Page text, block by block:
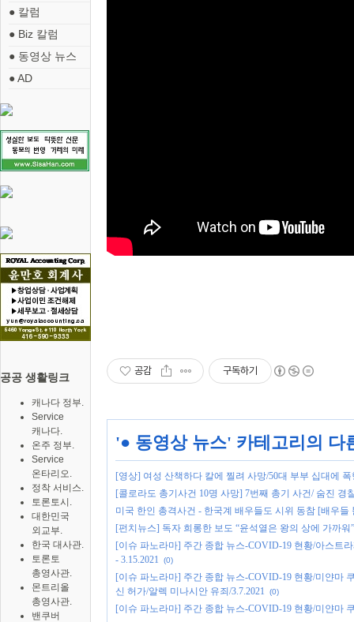
● 칼럼
● Biz 칼럼
● 동영상 뉴스
● AD
공공 생활링크
캐나다 정부.
Service
캐나다.
온주 정부.
Service
온타리오.
정착 서비스.
토론토시.
대한민국
외교부.
한국 대사관.
토론토
총영사관.
몬트리올
총영사관.
밴쿠버
공감 구독하기
'● 동영상 뉴스' 카테고리의 다
[영상] 여성 산책하다 칼에 찔려 사망/50대 부부 십대에
[콜로라도 총기사건 10명 사망] 7번째 총기 사건/ 숨진 경
미국 한인 총격사건 - 한국계 배우들도 시위 동참 [배우들
[펀치뉴스] 독자 희롱한 보도 “윤석열은 왕의 상에 가까워”
[이슈 파노라마] 주간 종합 뉴스-COVID-19 현황/아스트
- 3.15.2021
(0)
[이슈 파노라마] 주간 종합 뉴스-COVID-19 현황/미얀마
신 허가/알렉 미나시안 유죄/3.7.2021
(0)
[이슈 파노라마] 주간 종합 뉴스-COVID-19 현황/미얀마